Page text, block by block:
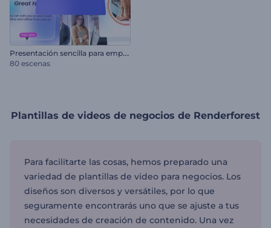
P
resentación sencilla para empresas
80 escenas
Plantillas de videos de negocios de Renderforest
Para facilitarte las cosas, hemos preparado una
variedad de plantillas de video para negocios. Los
diseños son diversos y versátiles, por lo que
seguramente encontrarás uno que se ajuste a tus
necesidades de creación de contenido. Una vez